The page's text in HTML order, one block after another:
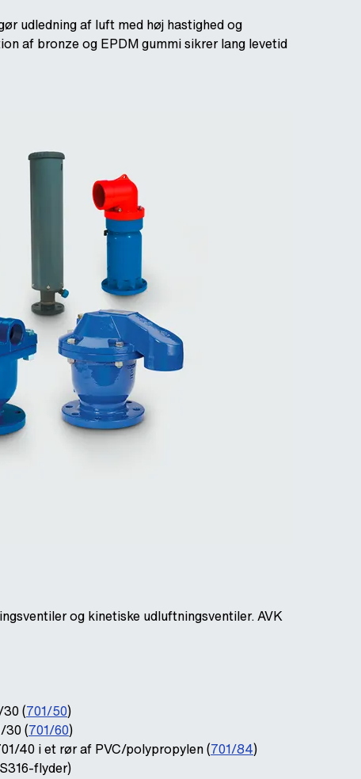
udledning af luft med høj hastighed og
af bronze og EPDM gummi sikrer lang levetid
og kinetiske udluftningsventiler. AVK
(701/50)
30 (701/60)
40 i et rør af PVC/polypropylen (701/84)
flyder)